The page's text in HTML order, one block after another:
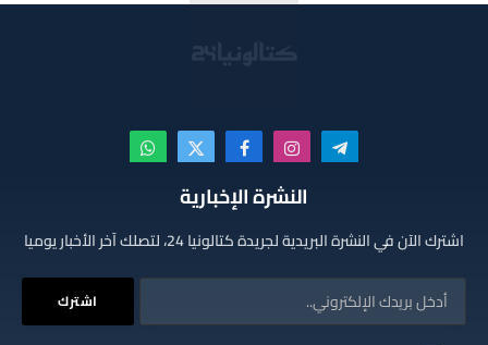
تيلقرام الانستغرامفيسبوكX
واتساب
النشرة الإخبارية
اشترك الآن في النشرة البريدية لجريدة كتالونيا 24، لتصلك آخر الأخبار يوميا